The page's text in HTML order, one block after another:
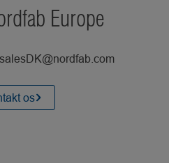
Europe
os